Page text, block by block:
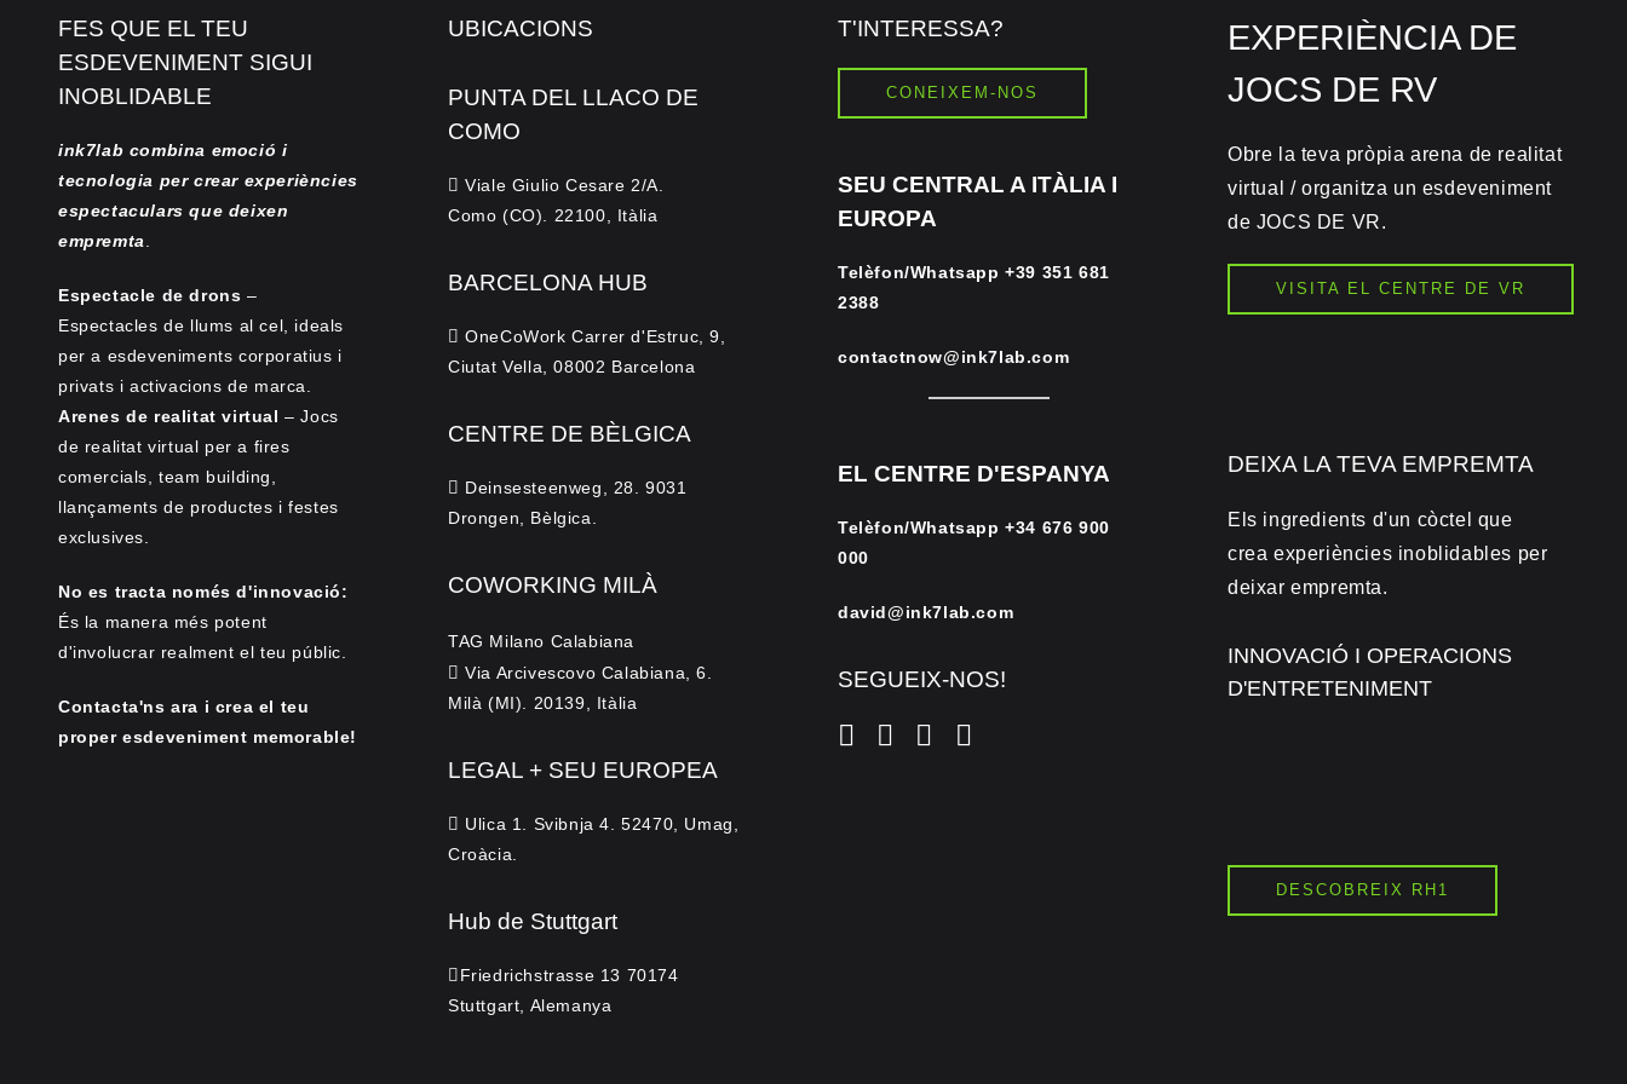
FES QUE EL TEU
ESDEVENIMENT SIGUI
INOBLIDABLE
ink7lab combina emoció i
tecnologia per crear experiències
espectaculars que deixen
empremta.
Espectacle de drons –
Espectacles de llums al cel, ideals
per a esdeveniments corporatius i
privats i activacions de marca.
Arenes de realitat virtual– Jocs
de realitat virtual per a fires
comercials, team building,
llançaments de productes i festes
exclusives.
No es tracta només d'innovació:
És la manera més potent
d'involucrar realment el teu públic.
Contacta'ns ara i crea el teu
proper esdeveniment memorable!
UBICACIONS
PUNTA DEL LLACO DE
COMO
Viale Giulio Cesare 2/A.
Como (CO). 22100, Itàlia
BARCELONA HUB
OneCoWork Carrer d'Estruc, 9,
Ciutat Vella, 08002 Barcelona
CENTRE DE BÈLGICA
Deinsesteenweg, 28. 9031
Drongen, Bèlgica.
COWORKING MILÀ
TAG Milano Calabiana
Via Arcivescovo Calabiana, 6.
Milà (MI). 20139, Itàlia
LEGAL + SEU EUROPEA
Ulica 1. Svibnja 4. 52470, Umag,
Croàcia.
Hub de Stuttgart
Friedrichstrasse 13 70174
Stuttgart, Alemanya
T'INTERESSA?
CONEIXEM-NOS
SEU CENTRAL A ITÀLIA I
EUROPA
Telèfon/Whatsapp+39 351 681
2388
contactnow@ink7lab.com
EL CENTRE D'ESPANYA
Telèfon/Whatsapp+34 676 900
000
david@ink7lab.com
SEGUEIX-NOS!
EXPERIÈNCIA DE
JOCS DE RV
Obre la teva pròpia arena de realitat
virtual / organitza un esdeveniment
de JOCS DE VR.
VISITA EL CENTRE DE VR
DEIXA LA TEVA EMPREMTA
Els ingredients d'un còctel que
crea experiències inoblidables per
deixar empremta.
INNOVACIÓ I OPERACIONS
D'ENTRETENIMENT
DESCOBREIX RH1